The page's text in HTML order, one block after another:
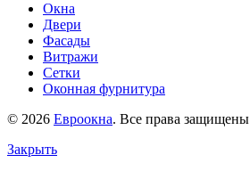
Окна
Двери
Фасады
Витражи
Сетки
Оконная фурнитура
© 2026 Евроокна. Все права защищены
Закрыть